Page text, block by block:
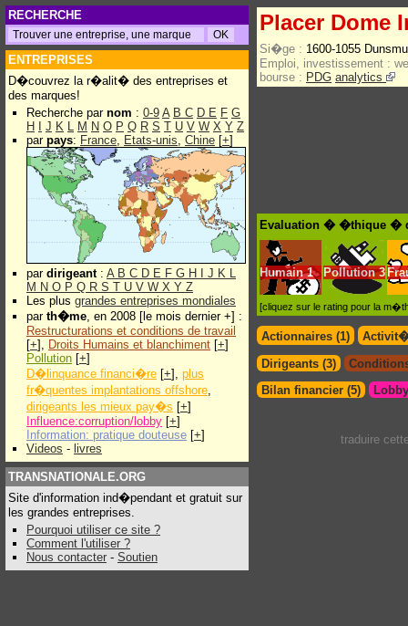
RECHERCHE
ENTREPRISES
D�couvrez la r�alit� des entreprises et
des marques!
Recherche par nom : 0-9 A B C D E F G
H
J K L M N O P Q R S T U V W X Y Z
par pays: France, Etats-unis, Chine [+]
par dirigeant: A B C D E F G H J K L
M N O P Q R S T U V W X Y Z
Les plus grandes entreprises mondiales
par th�me, en 2008 [le mois dernier +] :
Restructurations et conditions de travail
[+], Droits Humains et blanchiment [+]
Pollution [+]
D�linquance financi�re [+], plus
fr�quentes implantations offshore,
dirigeants les mieux pay�s [+]
Influence:corruption/lobby [+]
Information: pratique douteuse [+]
Videos - livres
TRANSNATIONALE.ORG
Site d'information ind�pendant et gratuit sur
les grandes entreprises.
Pourquoi utiliser ce site ?
Comment l'utiliser ?
Nous contacter - Soutien
Placer Dome
Si�ge : 1600-1055
Emploi, investissement :
bourse : PDG analytics
Evaluation � �thique �
Humain 1 Pollution 3
[cliquez sur le rating pour la
Actionnaires (1)
Dirigeants (3)
Bilan financier (5)
traduire